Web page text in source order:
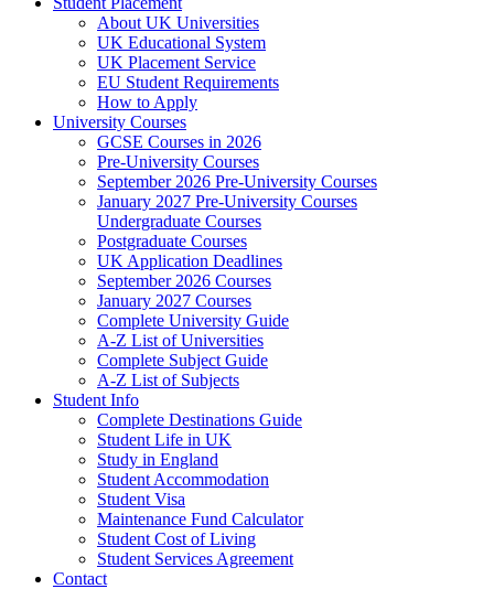
About UK Universities
UK Educational System
UK Placement Service
EU Student Requirements
How to Apply
University Courses
GCSE Courses in 2026
Pre-University Courses
September 2026 Pre-University Courses
January 2027 Pre-University Courses
Undergraduate Courses
Postgraduate Courses
UK Application Deadlines
September 2026 Courses
January 2027 Courses
Complete University Guide
A-Z List of Universities
Complete Subject Guide
A-Z List of Subjects
Student Info
Complete Destinations Guide
Student Life in UK
Study in England
Student Accommodation
Student Visa
Maintenance Fund Calculator
Student Cost of Living
Student Services Agreement
Contact